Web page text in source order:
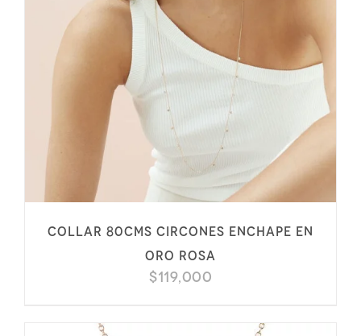
Collar 80cms circones enchape en
oro rosa
$119,000